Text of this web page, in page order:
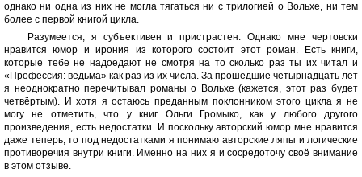
однако ни одна из них не могла тягаться ни с трилогией о Вольхе, ни тем
более с первой книгой цикла.
Разумеется, я субъективен и пристрастен. Однако мне чертовски
нравится юмор и ирония из которого состоит этот роман. Есть книги,
которые тебе не надоедают не смотря на то сколько раз ты их читал и
«Профессия: ведьма» как раз из их числа. За прошедшие четырнадцать лет
я неоднократно перечитывал романы о Вольхе (кажется, этот раз будет
четвёртым). И хотя я остаюсь преданным поклонником этого цикла я не
могу не отметить, что у книг Ольги Громыко, как у любого другого
произведения, есть недостатки. И поскольку авторский юмор мне нравится
даже теперь, то под недостатками я понимаю авторские ляпы и логические
противоречия внутри книги. Именно на них я и сосредоточу своё внимание
в этом отзыве.